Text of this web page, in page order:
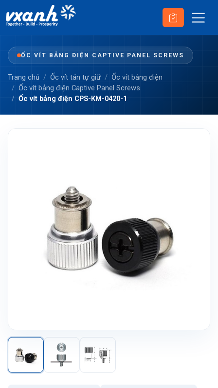
ỐC VÍT BẢNG ĐIỆN CAPTIVE PANEL SCREWS
Trang chủ Ốc vít tán tự giữ
Ốc vít bảng điện
Ốc vít bảng điện Captive Panel Screws
Ốc vít bảng điện CPS-KM-0420-1